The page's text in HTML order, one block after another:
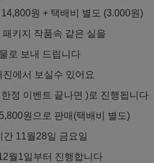
원 + 택배비 별도 (3.000원)
키지 작품속 같은 실을
로 보내 드립니다
에서 보실수 있어요
정 이벤트 끝나면 )로 진행됩니다
원으로 판매(택배비 별도)
11월28일 금요일
월1일부터 진행합니다